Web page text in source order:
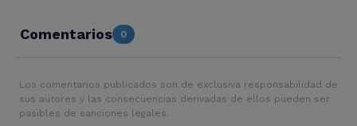
Comentarios 0
Los comentarios publicados son de exclusiva responsabilidad de
sus autores y las consecuencias derivadas de ellos pueden ser
pasibles de sanciones legales.